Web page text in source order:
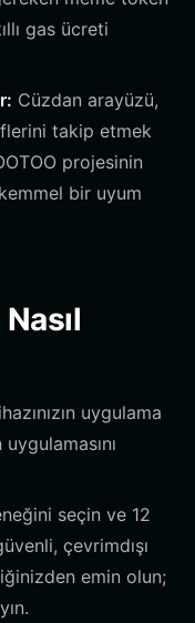
gas ücreti
Cüzdan arayüzü,
takip etmek
projesinin
bir uyum
uygulama
seçin ve 12
çevrimdışı
emin olun;